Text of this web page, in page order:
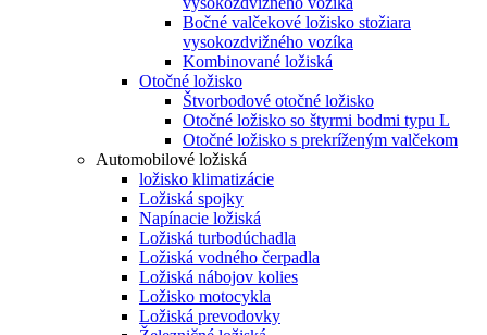
Bočné valčekové ložisko stožiara
vysokozdvižného vozíka
Kombinované ložiská
Otočné ložisko
Štvorbodové otočné ložisko
Otočné ložisko so štyrmi bodmi typu L
Otočné ložisko s prekríženým valčekom
Automobilové ložiská
ložisko klimatizácie
Ložiská spojky
Napínacie ložiská
Ložiská turbodúchadla
Ložiská vodného čerpadla
Ložiská nábojov kolies
Ložisko motocykla
Ložiská prevodovky